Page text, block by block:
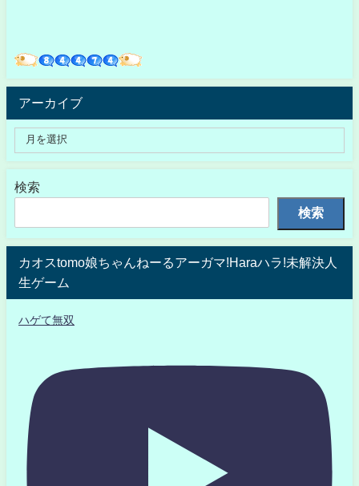
アーカイブ
検索
検索
カオスtomo娘ちゃんねーるアーガマ!Haraハラ!未解決人
生ゲーム
ハゲて無双